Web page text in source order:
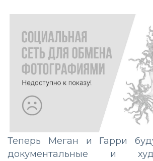
Теперь Меган и Гарри
документальные и